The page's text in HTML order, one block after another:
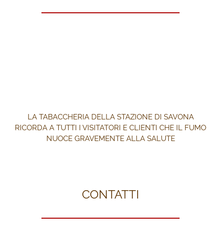
LA TABACCHERIA DELLA STAZIONE DI SAVONA
RICORDA A TUTTI I VISITATORI E CLIENTI CHE IL FUMO
NUOCE GRAVEMENTE ALLA SALUTE
CONTATTI